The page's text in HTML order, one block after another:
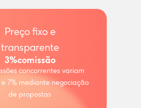
Preço fixo e
transparente
3%comissão
concorrentes variam
7% mediante negociação
de propostas